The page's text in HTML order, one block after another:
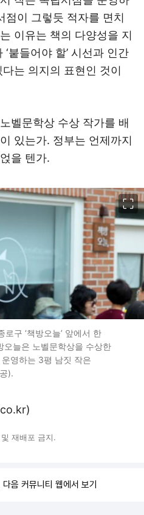
점이 그렇듯 적자를 면치
이유는 책의 다양성을 지
붙들어야 할’ 시선과 인간
는 의지의 표현인 것이
벨문학상 수상 작가를 배
있는가. 정부는 언제까지
을 텐가.
구 ‘책방오늘’ 앞에서 한
오늘은 노벨문학상을 수상한
영하는 3평 남짓 작은
).
재배포 금지.
음 커뮤니티 웹에서 보기